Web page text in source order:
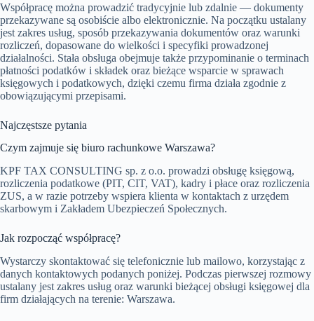
Współpracę można prowadzić tradycyjnie lub zdalnie — dokumenty
przekazywane są osobiście albo elektronicznie. Na początku ustalany
jest zakres usług, sposób przekazywania dokumentów oraz warunki
rozliczeń, dopasowane do wielkości i specyfiki prowadzonej
działalności. Stała obsługa obejmuje także przypominanie o terminach
płatności podatków i składek oraz bieżące wsparcie w sprawach
księgowych i podatkowych, dzięki czemu firma działa zgodnie z
obowiązującymi przepisami.
Najczęstsze pytania
Czym zajmuje się biuro rachunkowe Warszawa?
KPF TAX CONSULTING sp. z o.o. prowadzi obsługę księgową,
rozliczenia podatkowe (PIT, CIT, VAT), kadry i płace oraz rozliczenia
ZUS, a w razie potrzeby wspiera klienta w kontaktach z urzędem
skarbowym i Zakładem Ubezpieczeń Społecznych.
Jak rozpocząć współpracę?
Wystarczy skontaktować się telefonicznie lub mailowo, korzystając z
danych kontaktowych podanych poniżej. Podczas pierwszej rozmowy
ustalany jest zakres usług oraz warunki bieżącej obsługi księgowej dla
firm działających na terenie: Warszawa.